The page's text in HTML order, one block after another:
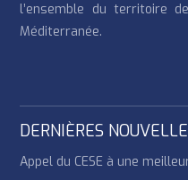
l’ensemble du territoire
Méditerranée.
DERNIÈRES
Appel du CESE à une